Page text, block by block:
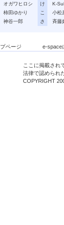
オガワヒロシ
柿田ゆかり
神谷一郎
け
K-
こ
小松
さ
斉藤
プページ e-space
ここに掲載され
法律で認められ
COPYRIGHT